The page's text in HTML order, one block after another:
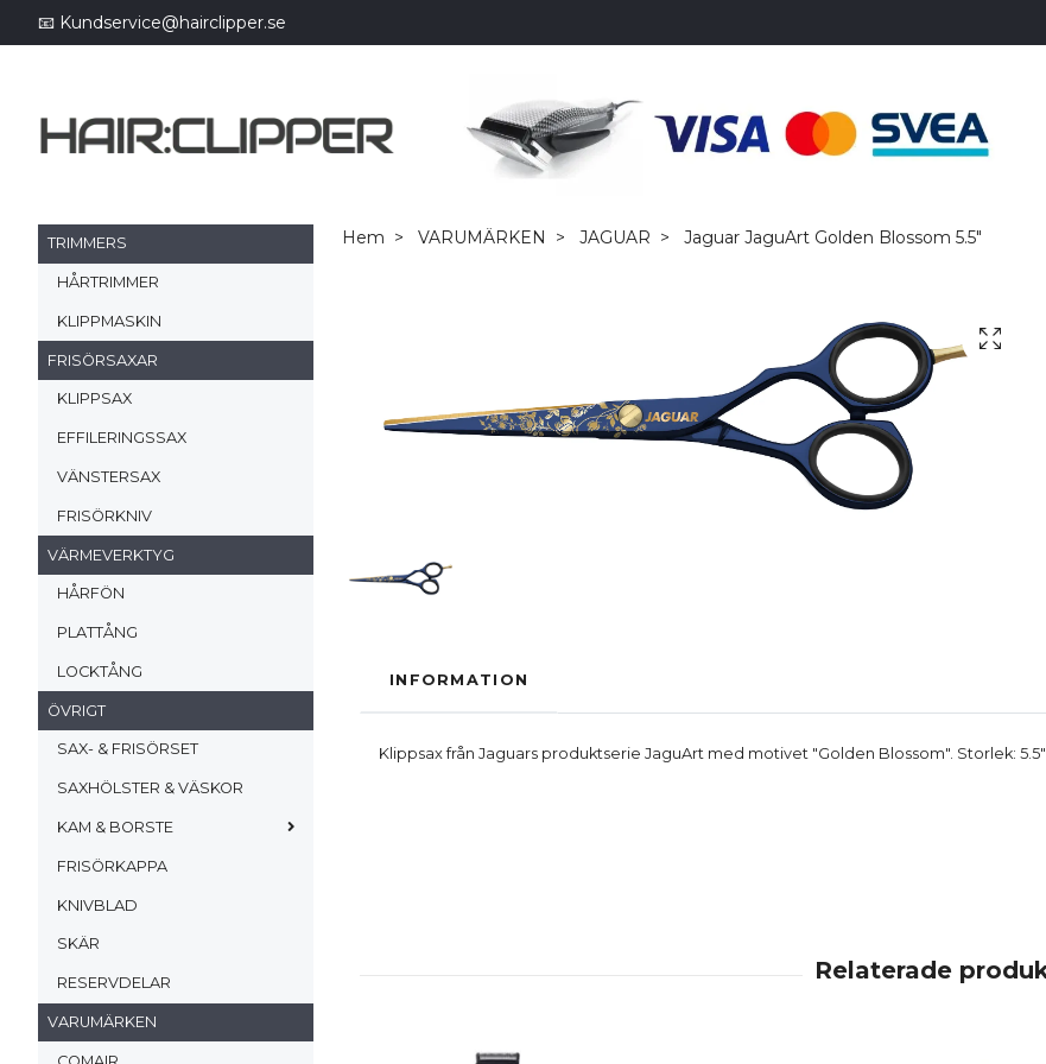
📧 Kundservice@hairclipper.se
TRIMMERS
HÅRTRIMMER
KLIPPMASKIN
FRISÖRSAXAR
KLIPPSAX
EFFILERINGSSAX
VÄNSTERSAX
FRISÖRKNIV
VÄRMEVERKTYG
HÅRFÖN
PLATTÅNG
LOCKTÅNG
ÖVRIGT
SAX- & FRISÖRSET
SAXHÖLSTER & VÄSKOR
KAM & BORSTE
FRISÖRKAPPA
KNIVBLAD
SKÄR
RESERVDELAR
VARUMÄRKEN
Hem VARUMÄRKEN JAGUAR Jaguar JaguArt Golden Blossom 5.5"
INFORMATION
Klippsax från Jaguars produktserie JaguArt med motivet "Golden Blossom". Storlek: 5.5"